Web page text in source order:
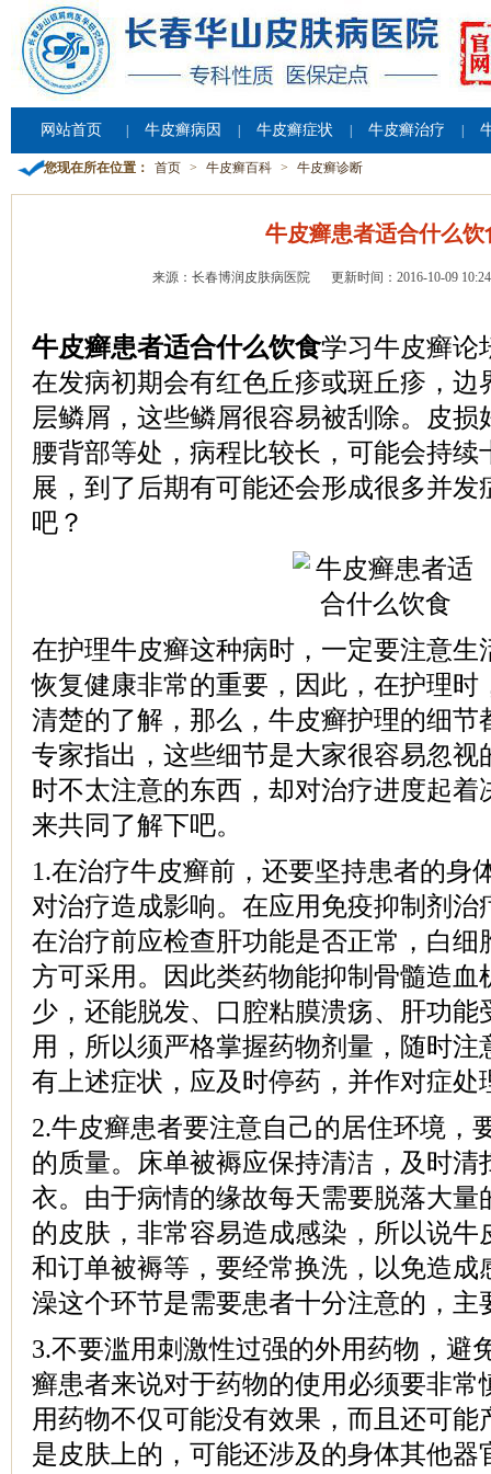
网站首页 牛皮癣病因 牛皮癣症状 牛皮癣治疗
您现在所在位置： 首页 > 牛皮癣百科 > 牛皮癣诊断
牛皮癣患者适合什么饮
来源：长春博润皮肤病医院 更新时间：2016-10-09
牛皮癣患者适合什么饮食学习牛皮癣论
在发病初期会有红色丘疹或斑丘疹，边
层鳞屑，这些鳞屑很容易被刮除。皮损
腰背部等处，病程比较长，可能会持续
展，到了后期有可能还会形成很多并发
吧？
在护理牛皮癣这种病时，一定要注意生
恢复健康非常的重要，因此，在护理时
清楚的了解，那么，牛皮癣护理的细节
专家指出，这些细节是大家很容易忽视
时不太注意的东西，却对治疗进度起着
来共同了解下吧。
1.在治疗牛皮癣前，还要坚持患者的身
对治疗造成影响。在应用免疫抑制剂治
在治疗前应检查肝功能是否正常，白细
方可采用。因此类药物能抑制骨髓造血
少，还能脱发、口腔粘膜溃疡、肝功能
用，所以须严格掌握药物剂量，随时注
有上述症状，应及时停药，并作对症处
2.牛皮癣患者要注意自己的居住环境，
的质量。床单被褥应保持清洁，及时清
衣。由于病情的缘故每天需要脱落大量
的皮肤，非常容易造成感染，所以说牛
和订单被褥等，要经常换洗，以免造成
澡这个环节是需要患者十分注意的，主
3.不要滥用刺激性过强的外用药物，避
癣患者来说对于药物的使用必须要非常
用药物不仅可能没有效果，而且还可能
是皮肤上的，可能还涉及的身体其他器